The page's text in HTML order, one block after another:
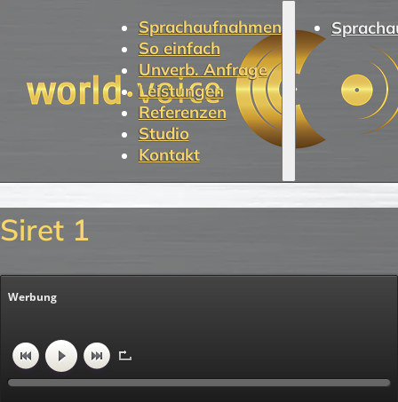
Sprachaufnahmen
So einfach
Unverb. Anfrage
Leistungen
Referenzen
Studio
Kontakt
Siret 1
Werbung